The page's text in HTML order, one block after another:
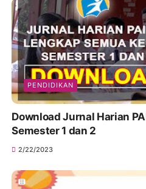
PENDIDIKAN
Download Jurnal Harian
Semester 1 dan 2
2/22/2023